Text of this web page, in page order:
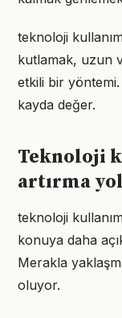
teknoloji
kutlamak, uzun
etkili bir
kayda değer.
Teknoloji
artırma
teknoloji
konuya daha
Merakla
oluyor.